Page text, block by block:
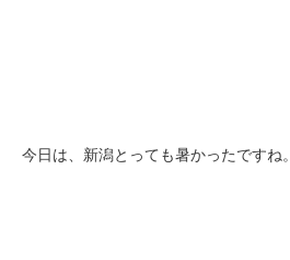
今日は、新潟とっても暑かったですね。